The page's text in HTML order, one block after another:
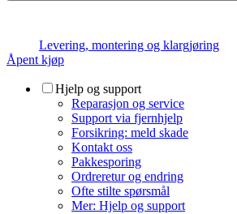
Levering, montering og klargjøring
Åpent kjøp
Hjelp og support
Reparasjon og service
Support via fjernhjelp
Forsikring: meld skade
Kontakt oss
Pakkesporing
Ordreretur og endring
Ofte stilte spørsmål
Mer: Hjelp og support